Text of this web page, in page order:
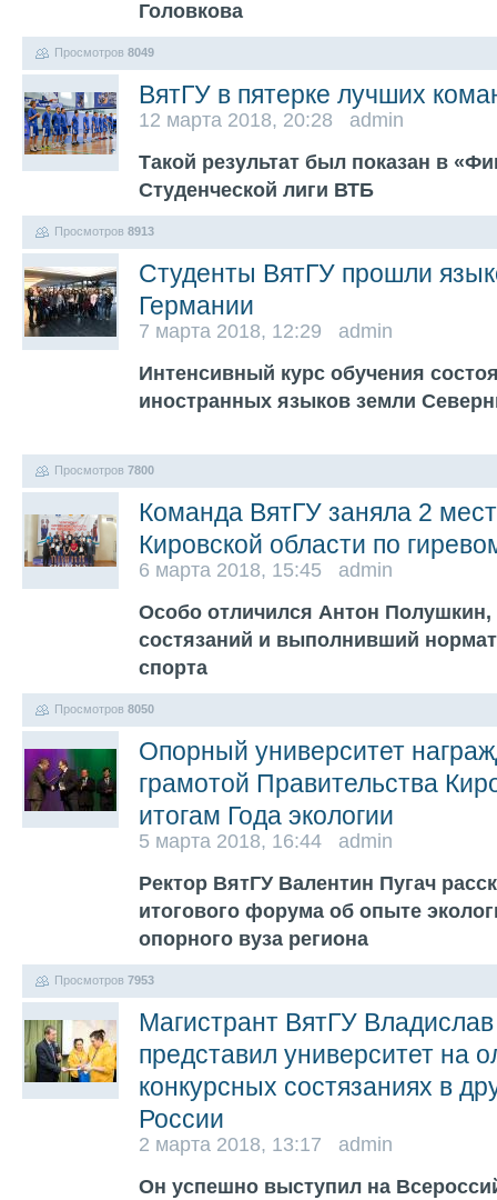
Головкова
Просмотров 8049
ВятГУ в пятерке лучших
12 марта 2018, 20:28 admin
Такой результат был показан в
Студенческой лиги ВТБ
Просмотров 8913
Студенты ВятГУ прошли
Германии
7 марта 2018, 12:29 admin
Интенсивный курс обучения
иностранных языков земли
Просмотров 7800
Команда ВятГУ заняла 2
Кировской области по
6 марта 2018, 15:45 admin
Особо отличился Антон
состязаний и выполнивший
спорта
Просмотров 8050
Опорный университет
грамотой Правительства
итогам Года экологии
5 марта 2018, 16:44 admin
Ректор ВятГУ Валентин Пугач
итогового форума об опыте
опорного вуза региона
Просмотров 7953
Магистрант ВятГУ
представил университет на
конкурсных состязаниях в
России
2 марта 2018, 13:17 admin
Он успешно выступил на